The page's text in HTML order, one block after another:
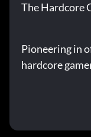
The Hardcore
Pioneering in
hardcore